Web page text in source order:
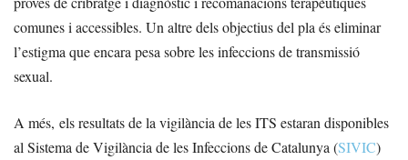
comunes i accessibles. Un altre dels objectius del pla és eliminar
l’estigma que encara pesa sobre les infeccions de transmissió
sexual.
A més, els resultats de la vigilància de les ITS estaran disponibles
al Sistema de Vigilància de les Infeccions de Catalunya (SIVIC)